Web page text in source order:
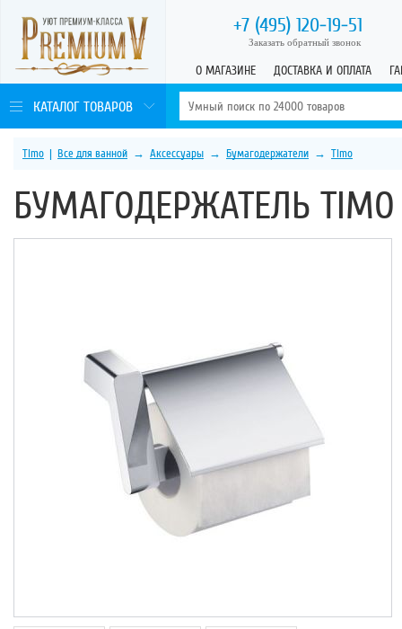
+7 (495) 120-19-51
Заказать обратный звонок
О МАГАЗИНЕ ДОСТАВКА И ОПЛАТА
КАТАЛОГ ТОВАРОВ
Timo | Все для ванной → Аксессуары → Бумагодержатели → Timo
БУМАГОДЕРЖАТЕЛЬ